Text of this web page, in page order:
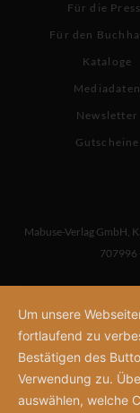
Für die
Für den
Kataloge
Mediadaten
Newsletter
Gutscheine
Mabuse-Verlag GmbH,
707996
Um unsere
fortlaufend zu
Bestätigen des
Verwendung zu.
auswählen, welche